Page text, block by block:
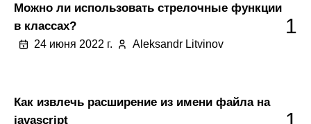
Можно ли использовать стрелочные функции
в классах?
24 июня 2022 г. Aleksandr Litvinov
1
Как извлечь расширение из имени файла на
javascript